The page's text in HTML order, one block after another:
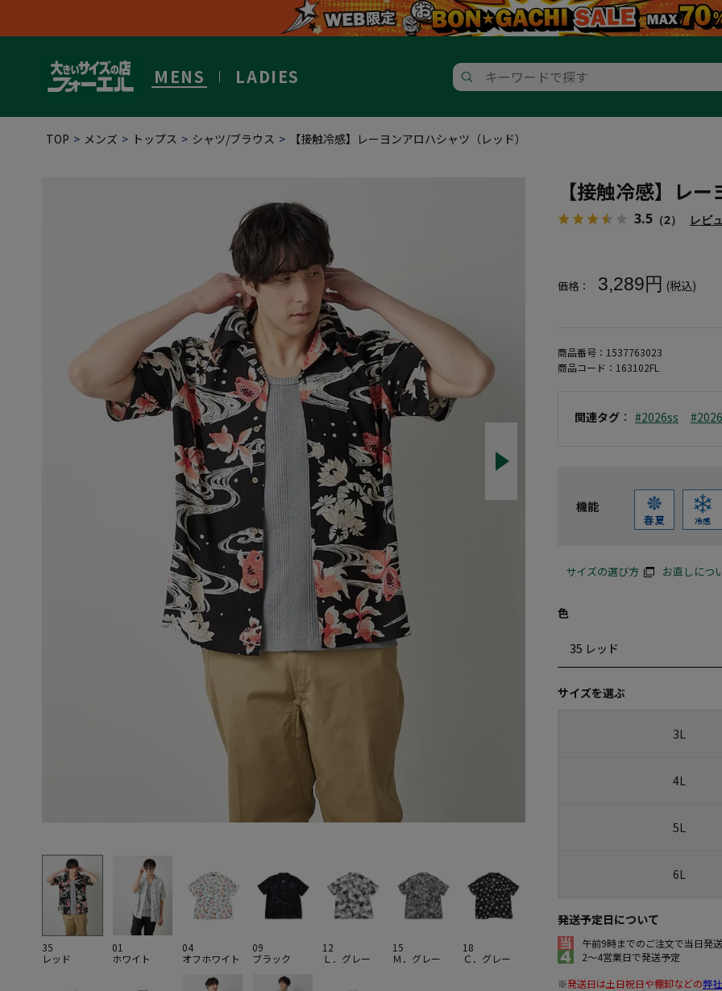
MENS LADIES
TOP メンズ トップス シャツ/ブラウス 【接触冷感】レーヨンアロハシャツ（レッド）
35
レッド
01
ホワイト
04
オフホワイト
09
ブラック
12
Ｌ．グレー
15
Ｍ．グレー
18
Ｃ．グレー
【接触冷感】レ
3.5 （2） レビ
価格： 3,289円 (税込)
商品番号： 1537763023
商品コード： 163102FL
関連タグ ： #2026ss
機能
サイズの選び方 お直しにつ
色
サイズを選ぶ
3L
4L
5L
6L
発送予定日について
午前9時までのご注文で当日発送
2～4営業日で発送予定
※発送日は土日祝日や棚卸などの弊